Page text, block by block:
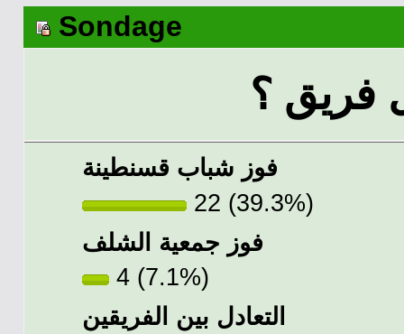
Sondage
؟
فوز شباب قسنطينة
22 (39.3%)
فوز جمعية الشلف
4 (7.1%)
التعادل بين الفريقين